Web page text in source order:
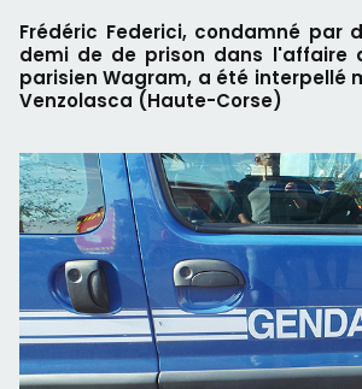
Frédéric Federici, condamné par
demi de de prison dans l'affaire
parisien Wagram, a été interpellé
Venzolasca (Haute-Corse)